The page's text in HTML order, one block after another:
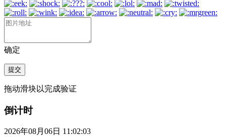
确定
提交
拖动滑块以完成验证
倒计时
2026年08月06日 11:02:04